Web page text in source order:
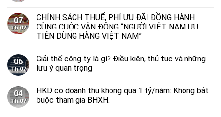
07
Th 07
CHÍNH SÁCH THUẾ, PHÍ ƯU ĐÃI ĐỒNG HÀNH
CÙNG CUỘC VẬN ĐỘNG “NGƯỜI VIỆT NAM ƯU
TIÊN DÙNG HÀNG VIỆT NAM”
06
Th 07
Giải thể công ty là gì? Điều kiện, thủ tục và những
lưu ý quan trọng
04
Th 07
HKD có doanh thu không quá 1 tỷ/năm: Không bắt
buộc tham gia BHXH.